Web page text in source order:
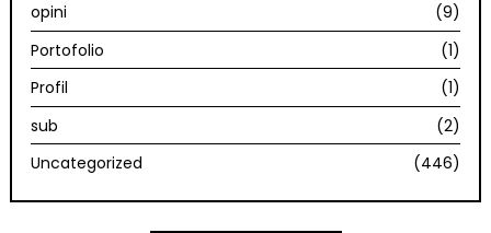
opini
(9)
Portofolio
(1)
Profil
(1)
sub
(2)
Uncategorized
(446)